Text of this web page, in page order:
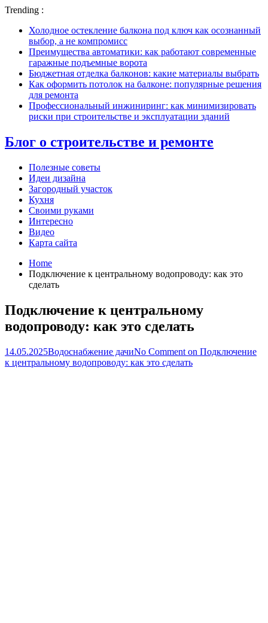
Trending :
Холодное остекление балкона под ключ как осознанный
выбор, а не компромисс
Преимущества автоматики: как работают современные
гаражные подъемные ворота
Бюджетная отделка балконов: какие материалы выбрать
Как оформить потолок на балконе: популярные решения
для ремонта
Профессиональный инжиниринг: как минимизировать
риски при строительстве и эксплуатации зданий
Блог о строительстве и ремонте
Полезные советы
Идеи дизайна
Загородный участок
Кухня
Своими руками
Интересно
Видео
Карта сайта
Home
Подключение к центральному водопроводу: как это
сделать
Подключение к центральному
водопроводу: как это сделать
14.05.2025Водоснабжение дачиNo Comment on Подключение
к центральному водопроводу: как это сделать